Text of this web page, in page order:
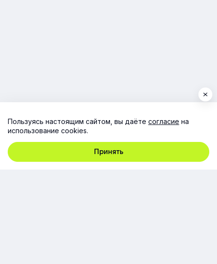
Пользуясь настоящим сайтом, вы даёте согласие на
использование cookies.
Принять